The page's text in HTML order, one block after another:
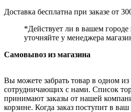
Доставка бесплатна при заказе от
*Действует ли в вашем городе
уточняйте у менеджера
Самовывоз из магазина
Вы можете забрать товар в одном из
сотрудничающих с нами. Список
принимают заказы от нашей
корзине. Когда заказ поступит в